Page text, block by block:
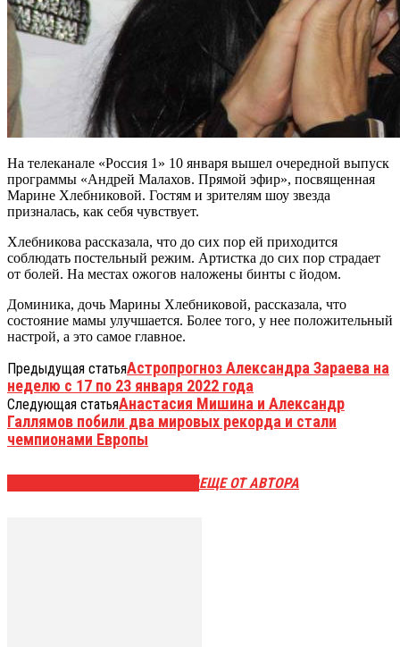
На телеканале «Россия 1» 10 января вышел очередной выпуск
программы «Андрей Малахов. Прямой эфир», посвященная
Марине Хлебниковой. Гостям и зрителям шоу звезда
призналась, как себя чувствует.
Хлебникова рассказала, что до сих пор ей приходится
соблюдать постельный режим. Артистка до сих пор страдает
от болей. На местах ожогов наложены бинты с йодом.
Доминика, дочь Марины Хлебниковой, рассказала, что
состояние мамы улучшается. Более того, у нее положительный
настрой, а это самое главное.
Предыдущая статьяАстропрогноз Александра Зараева на
неделю с 17 по 23 января 2022 года
Следующая статьяАнастасия Мишина и Александр
Галлямов побили два мировых рекорда и стали
чемпионами Европы
ЕЩЕ ОТ АВТОРА